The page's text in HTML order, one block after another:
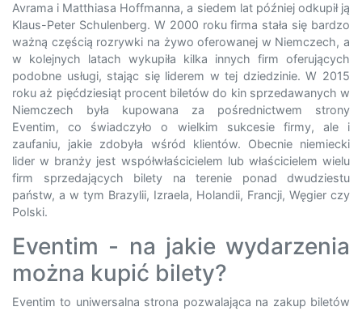
Avrama i Matthiasa Hoffmanna, a siedem lat później odkupił ją
Klaus-Peter Schulenberg. W 2000 roku firma stała się bardzo
ważną częścią rozrywki na żywo oferowanej w Niemczech, a
w kolejnych latach wykupiła kilka innych firm oferujących
podobne usługi, stając się liderem w tej dziedzinie. W 2015
roku aż pięćdziesiąt procent biletów do kin sprzedawanych w
Niemczech była kupowana za pośrednictwem strony
Eventim, co świadczyło o wielkim sukcesie firmy, ale i
zaufaniu, jakie zdobyła wśród klientów. Obecnie niemiecki
lider w branży jest współwłaścicielem lub właścicielem wielu
firm sprzedających bilety na terenie ponad dwudziestu
państw, a w tym Brazylii, Izraela, Holandii, Francji, Węgier czy
Polski.
Eventim - na jakie wydarzenia
można kupić bilety?
Eventim to uniwersalna strona pozwalająca na zakup biletów